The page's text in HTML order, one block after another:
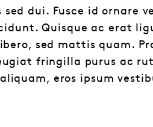
sed dui. Fusce id
Quisque ac erat
sed mattis quam.
fringilla purus ac
eros ipsum